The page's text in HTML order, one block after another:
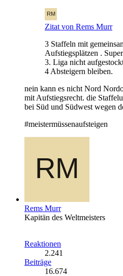
Zitat von Rems Murr
3 Staffeln mit
Aufstiegsplätzen .
3. Liga nicht
4 Absteigern bleiben.
nein kann es nicht Nord
mit Aufstiegsrecht. die
bei Süd und Südwest wegen
#meistermüssenaufsteigen
Rems Murr
Kapitän des Weltmeisters
Reaktionen
2.241
Beiträge
16.674